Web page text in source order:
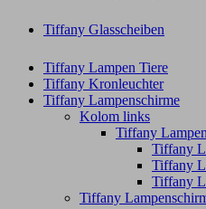
Tiffany Glasscheiben
Tiffany Lampen Tiere
Tiffany Kronleuchter
Tiffany Lampenschirme
Kolom links
Tiffany
Tiffany
Tiffany
Tiffany
Tiffany